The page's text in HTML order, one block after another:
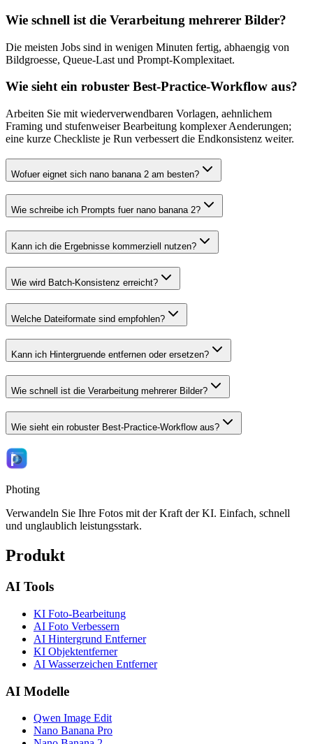
Wie schnell ist die Verarbeitung mehrerer Bilder?
Die meisten Jobs sind in wenigen Minuten fertig, abhaengig von
Bildgroesse, Queue-Last und Prompt-Komplexitaet.
Wie sieht ein robuster Best-Practice-Workflow aus?
Arbeiten Sie mit wiederverwendbaren Vorlagen, aehnlichem
Framing und stufenweiser Bearbeitung komplexer Aenderungen;
eine kurze Checkliste je Run verbessert die Endkonsistenz weiter.
Wofuer eignet sich nano banana 2 am besten?
Wie schreibe ich Prompts fuer nano banana 2?
Kann ich die Ergebnisse kommerziell nutzen?
Wie wird Batch-Konsistenz erreicht?
Welche Dateiformate sind empfohlen?
Kann ich Hintergruende entfernen oder ersetzen?
Wie schnell ist die Verarbeitung mehrerer Bilder?
Wie sieht ein robuster Best-Practice-Workflow aus?
Photing
Verwandeln Sie Ihre Fotos mit der Kraft der KI. Einfach, schnell
und unglaublich leistungsstark.
Produkt
AI Tools
KI Foto-Bearbeitung
AI Foto Verbessern
AI Hintergrund Entferner
KI Objektentferner
AI Wasserzeichen Entferner
AI Modelle
Qwen Image Edit
Nano Banana Pro